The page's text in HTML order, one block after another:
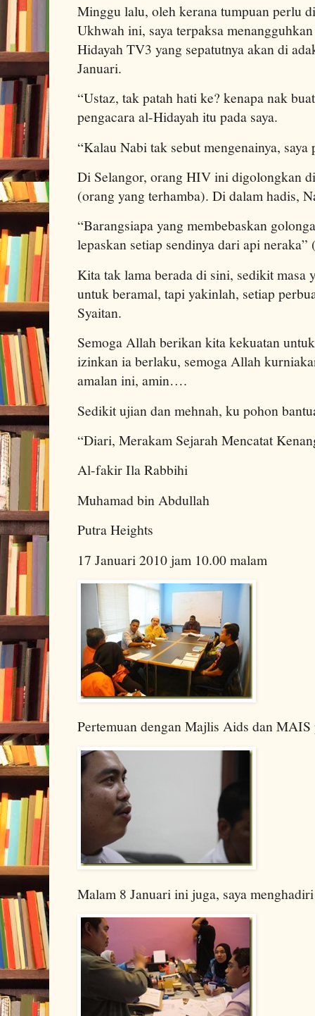
Minggu lalu, oleh kerana tumpuan perlu
Ukhwah ini, saya terpaksa
Hidayah TV3 yang sepatutnya akan di
Januari.
“Ustaz, tak patah hati ke? kenapa nak
pengacara al-Hidayah itu pada saya.
“Kalau Nabi tak sebut mengenainya, saya
Di Selangor, orang HIV ini digolongkan
(orang yang terhamba). Di dalam hadis,
“Barangsiapa yang membebaskan
lepaskan setiap sendinya dari api
Kita tak lama berada di sini, sedikit masa
untuk beramal, tapi yakinlah, setiap
Syaitan.
Semoga Allah berikan kita kekuatan
izinkan ia berlaku, semoga Allah
amalan ini, amin….
Sedikit ujian dan mehnah, ku pohon
“Diari, Merakam Sejarah Mencatat
Al-fakir Ila Rabbihi
Muhamad bin Abdullah
Putra Heights
17 Januari 2010 jam 10.00 malam
Pertemuan dengan Majlis Aids dan
Malam 8 Januari ini juga, saya